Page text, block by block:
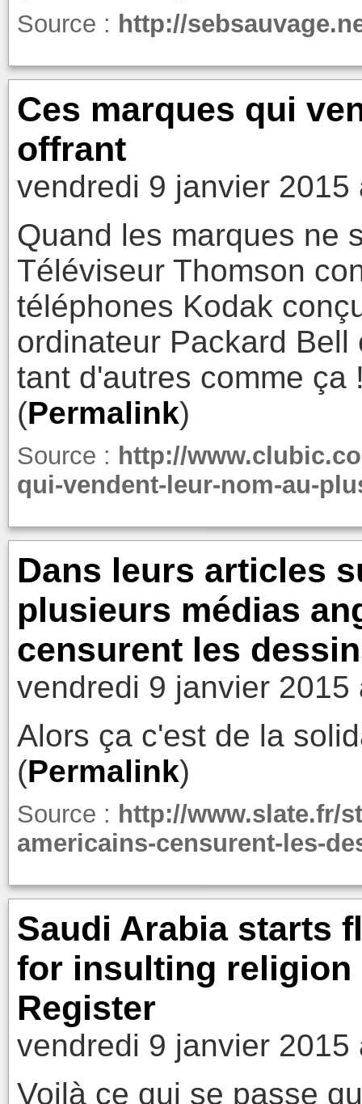
Source : http://
Ces marques qui
offrant
vendredi 9 janvier 2015
Quand les marques ne
Téléviseur Thomson
téléphones Kodak
ordinateur Packard
tant d'autres comme ça
(Permalink)
Source : http://
qui-vendent-leur-nom-au-
Dans leurs articles
plusieurs médias
censurent les
vendredi 9 janvier 2015
Alors ça c'est de la
(Permalink)
Source : http://www.slate.fr/
americains-censurent-les-
Saudi Arabia starts
for insulting religion
Register
vendredi 9 janvier 2015
Voilà ce qui se passe